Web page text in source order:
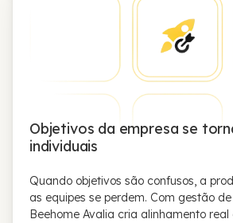
Objetivos da empresa se
individuais
Quando objetivos são confusos, a
as equipes se perdem. Com gestão
Beehome Avalia cria alinhamento real